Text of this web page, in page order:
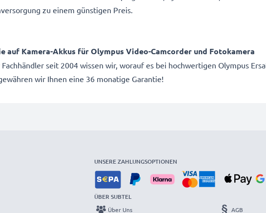
zu einem günstigen Preis.
auf Kamera-Akkus für Olympus Video-Camcorder und Fotokamera
seit 2004 wissen wir, worauf es bei hochwertigen Olympus
wir Ihnen eine 36 monatige Garantie!
UNSERE ZAHLUNGSOPTIONEN
ÜBER SUBTEL
Über Uns AGB